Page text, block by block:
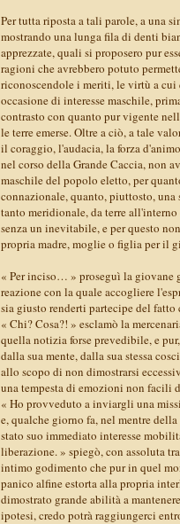
Per tutta riposta a tali parole, a una
mostrando una lunga fila di denti
apprezzate, quali si proposero pur
ragioni che avrebbero potuto
riconoscendole i meriti, le virtù a cui
occasione di interesse maschile,
contrasto con quanto pur vigente
le terre emerse. Oltre a ciò, a tale
il coraggio, l'audacia, la forza
nel corso della Grande Caccia, non
maschile del popolo eletto, per
connazionale, quanto, piuttosto,
tanto meridionale, da terre
senza un inevitabile, e per questo
propria madre, moglie o figlia per il
« Per inciso… » proseguì la giovane
reazione con la quale accogliere
sia giusto renderti partecipe del
« Chi? Cosa?! » esclamò la
quella notizia forse prevedibile, e
dalla sua mente, dalla sua stessa
allo scopo di non dimostrarsi
una tempesta di emozioni non facili
« Ho provveduto a inviargli una
e, qualche giorno fa, nel mentre
stato suo immediato interesse
liberazione. » spiegò, con assoluta
intimo godimento che pur in quel
panico alfine estorta alla propria
dimostrato grande abilità a
ipotesi, credo potrà raggiungerci